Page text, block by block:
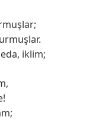
iklim;